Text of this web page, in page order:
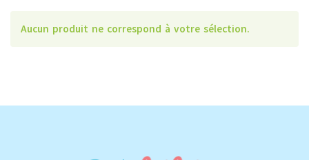
Aucun produit ne correspond à votre sélection.